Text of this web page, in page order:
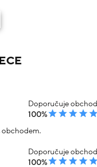
Doporučuje obchod
100%
obchodem.
Doporučuje obchod
100%